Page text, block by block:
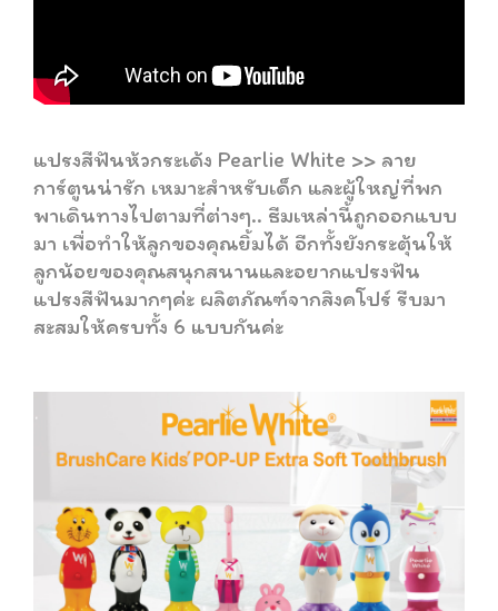
แปรงสีฟันห้วกระเด้ง Pearlie White >> ลาย
การ์ตูนน่ารัก เหมาะสำหรับเด็ก และผู้ใหญ่ที่พก
พาเดินทางไปตามที่ต่างๆ.. ธีมเหล่านี้ถูกออกแบบ
มา เพื่อทำให้ลูกของคุณยิ้มได้ อีกทั้งยังกระตุ้นให้
ลูกน้อยของคุณสนุกสนานและอยากแปรงฟัน
แปรงสีฟันมากๆค่ะ ผลิตภัณฑ์จากสิงคโปร์ รีบมา
สะสมให้ครบทั้ง 6 แบบกันค่ะ